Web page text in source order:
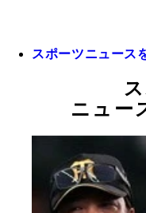
スポーツニュース
ニュー